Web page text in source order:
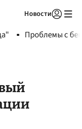
Новости
Проблемы с